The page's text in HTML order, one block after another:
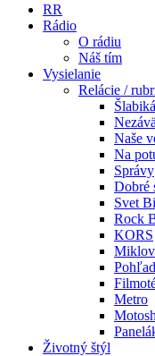
RR
Rádio
O rádiu
Náš tím
Vysielanie
Relácie /
Naše
Na
Správy
Dobré
Svet
Rock
KORS
Metro
Životný štýl